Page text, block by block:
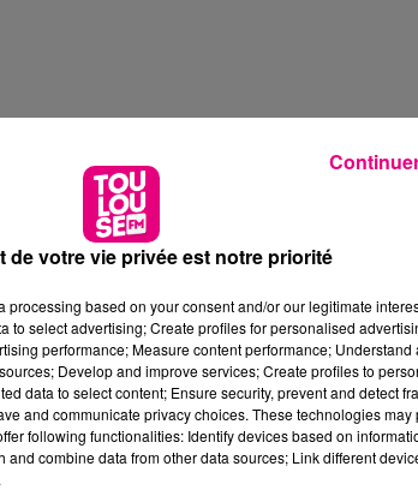
de votre vie privée est notre priorité
processing based on your consent and/or our legitimate
to select advertising; Create profiles for personalised
performance; Measure content performance; Understand
Develop and improve services; Create profiles to
data to select content; Ensure security, prevent and detect
and communicate privacy choices. These technologies may
following functionalities: Identify devices based on
combine data from other data sources; Link different